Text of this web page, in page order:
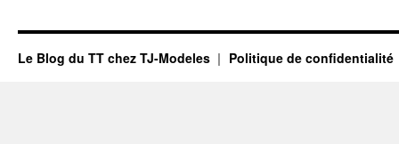
Le Blog du TT chez TJ-Modeles Politique de confidentialité